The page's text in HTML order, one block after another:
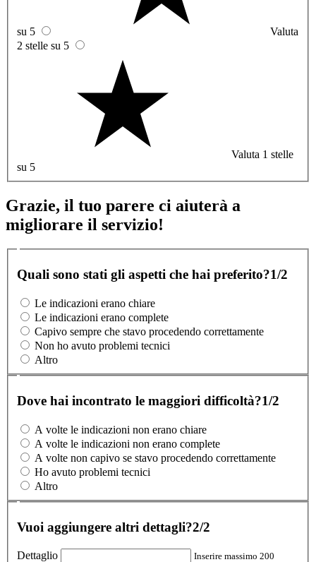
su 5
Valuta
2 stelle su 5
Valuta 1 stelle
su 5
Grazie, il tuo parere ci aiuterà a
migliorare il servizio!
Quali sono stati gli aspetti che hai preferito?1/2
Le indicazioni erano chiare
Le indicazioni erano complete
Capivo sempre che stavo procedendo correttamente
Non ho avuto problemi tecnici
Altro
Dove hai incontrato le maggiori difficoltà?1/2
A volte le indicazioni non erano chiare
A volte le indicazioni non erano complete
A volte non capivo se stavo procedendo correttamente
Ho avuto problemi tecnici
Altro
Vuoi aggiungere altri dettagli?2/2
Dettaglio
Inserire massimo 200